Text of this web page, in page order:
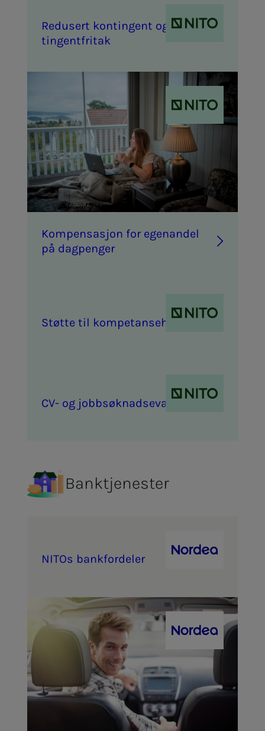
Re­­­du­­­sert kon­­­tin­­­gent og kon­­­
tin­­­gen­t­fri­­­tak
Kom­­­pen­sa­­­sjon for egen­an­­­del
på dag­­­pen­­­ger
Støt­­­te til kom­­­pe­tan­­se­he­ving
CV- og job­b­­­søk­­­nads­­­e­va­lu­e­ring
Banktjenester
NITOs bank­­­for­­­de­­­ler